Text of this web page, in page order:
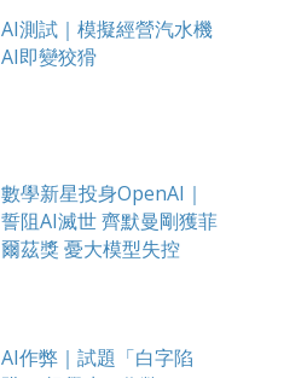
AI測試｜模擬經營汽水機
AI即變狡猾
數學新星投身OpenAI｜
誓阻AI滅世 齊默曼剛獲菲
爾茲獎 憂大模型失控
AI作弊｜試題「白字陷